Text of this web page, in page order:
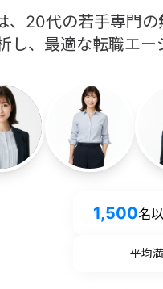
、20代の若手専門
し、最適な転職エー
1,500名
平均